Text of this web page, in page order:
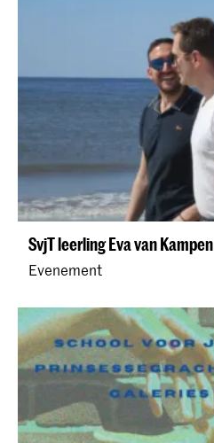
SvjT leerling Eva van
Evenement